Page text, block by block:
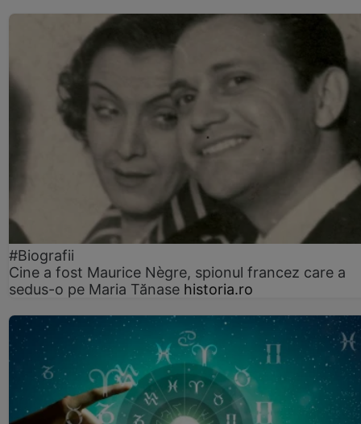
#Biografii
Cine a fost Maurice Nègre, spionul francez care a
sedus-o pe Maria Tănase historia.ro